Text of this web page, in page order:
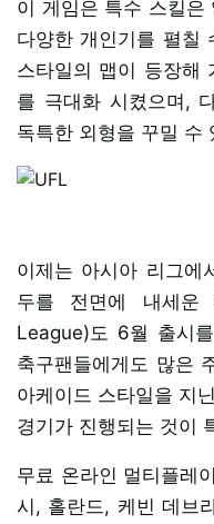
이 게임은 특수 스킬은
다양한 개인기를 펼칠
스타일의 맵이 등장해
를 극대화 시켰으며,
독특한 외형을 꾸밀 수
이제는 아시아 리그에
두를 전면에 내세운
League)도 6월 출시
축구팬들에게도 많은
아케이드 스타일을 지
경기가 진행되는 것이
무료 온라인 멀티플레
시, 홀란드, 케빈 데브